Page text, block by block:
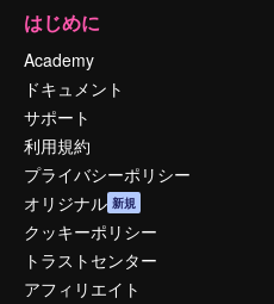
はじめに
Academy
ドキュメント
サポート
利用規約
プライバシーポリシー
オリジナル 新規
クッキーポリシー
トラストセンター
アフィリエイト